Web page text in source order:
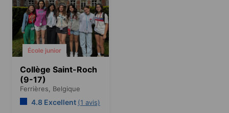
École junior
Collège Saint-Roch
(9-17)
Ferrières, Belgique
4.8 Excellent (1 avis)